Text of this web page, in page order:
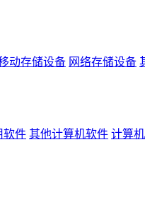
动存储设备 网络存储设备
软件 其他计算机软件 计算